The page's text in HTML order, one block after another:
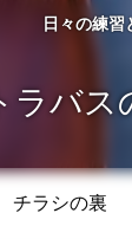
日々の練習
ラバス
チラシの裏